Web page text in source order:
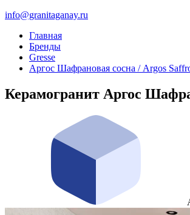
info@granitaganay.ru
Главная
Бренды
Gresse
Аргос Шафрановая сосна / Argos
Керамогранит Аргос